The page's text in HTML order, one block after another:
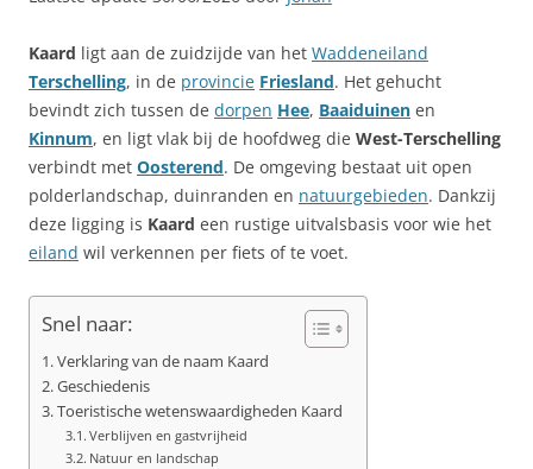
Kaard ligt aan de zuidzijde van het Waddeneiland
Terschelling, in de provincie Friesland. Het gehucht
bevindt zich tussen de dorpen Hee, Baaiduinen en
Kinnum, en ligt vlak bij de hoofdweg die West-Terschelling
verbindt met Oosterend. De omgeving bestaat uit open
polderlandschap, duinranden en natuurgebieden. Dankzij
deze ligging is Kaard een rustige uitvalsbasis voor wie het
eiland wil verkennen per fiets of te voet.
Snel naar:
Verklaring van de naam Kaard
Geschiedenis
Toeristische wetenswaardigheden Kaard
Verblijven en gastvrijheid
Natuur en landschap